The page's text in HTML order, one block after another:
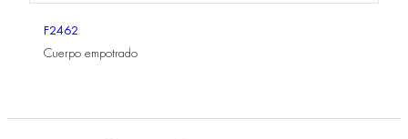
F2462
Cuerpo empotrado